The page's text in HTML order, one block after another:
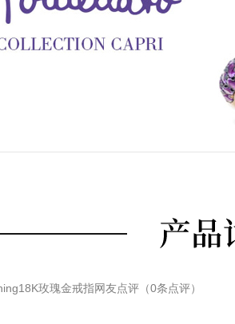
玫瑰金戒指网友点评（0条点评）